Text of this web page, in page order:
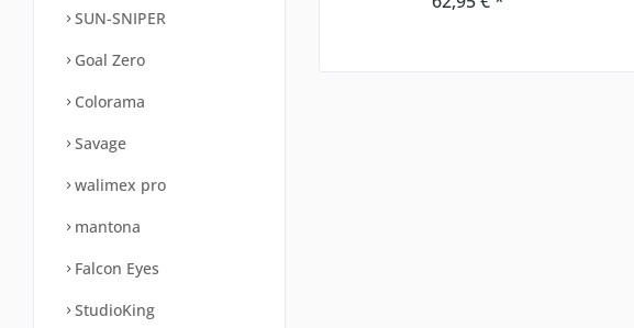
SUN-SNIPER
Goal Zero
Colorama
Savage
walimex pro
mantona
Falcon Eyes
StudioKing